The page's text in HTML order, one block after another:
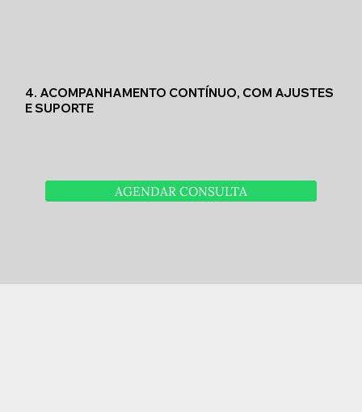
4. ACOMPANHAMENTO CONTÍNUO, COM AJUSTES
E SUPORTE
AGENDAR CONSULTA